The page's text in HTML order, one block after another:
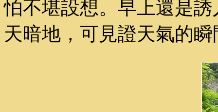
怕不堪設想。早上還是
天暗地，可見證天氣的